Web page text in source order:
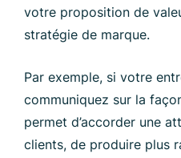
votre proposition de
stratégie de marque.
Par exemple, si votre
communiquez sur la
permet d’accorder une
clients, de produire plus